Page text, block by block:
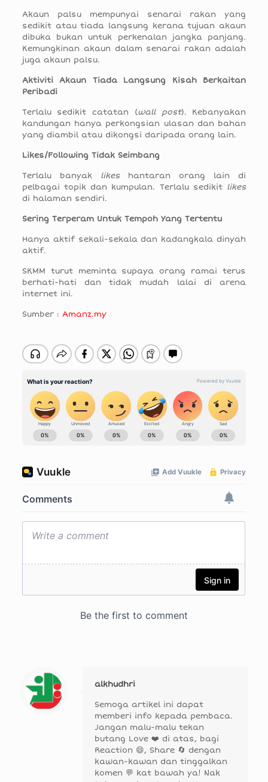
Akaun palsu mempunyai senarai rakan yang
sedikit atau tiada langsung kerana tujuan akaun
dibuka bukan untuk perkenalan jangka panjang.
Kemungkinan akaun dalam senarai rakan adalah
juga akaun palsu.
Aktiviti Akaun Tiada Langsung Kisah Berkaitan
Peribadi
Terlalu sedikit catatan (wall post). Kebanyakan
kandungan hanya perkongsian ulasan dan bahan
yang diambil atau dikongsi daripada orang lain.
Likes/Following Tidak Seimbang
Terlalu banyak likes hantaran orang lain di
pelbagai topik dan kumpulan. Terlalu sedikit likes
di halaman sendiri.
Sering Terperam Untuk Tempoh Yang Tertentu
Hanya aktif sekali-sekala dan kadangkala dinyah
aktif.
SKMM turut meminta supaya orang ramai terus
berhati-hati dan tidak mudah lalai di arena
internet ini.
Sumber : Amanz.my
alkhudhri
Semoga artikel ini dapat
memberi info kepada pembaca.
Jangan malu-malu tekan
butang Love ❤️ di atas, bagi
Reaction 😄, Share 🔄 dengan
kawan-kawan dan tinggalkan
komen 💬 kat bawah ya! Nak